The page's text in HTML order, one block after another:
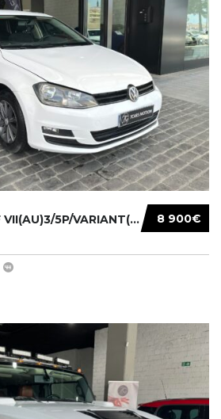
8 900€
VOLKSWAGEN GOLF VII(AU)3/5P/VARIANT(12-16 20...